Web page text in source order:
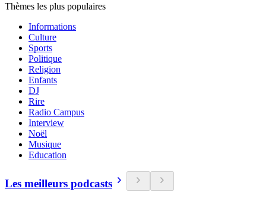
Thèmes les plus populaires
Informations
Culture
Sports
Politique
Religion
Enfants
DJ
Rire
Radio Campus
Interview
Noël
Musique
Education
Les meilleurs podcasts